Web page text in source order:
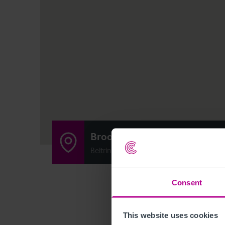
Consent
This website uses cookies
Brookers Oast
Beltring, Paddock Wood, United Kingdom